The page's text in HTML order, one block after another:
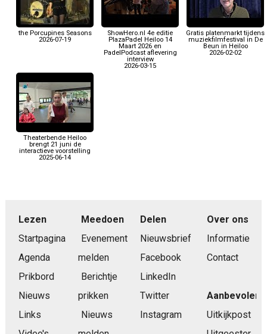
the Porcupines Seasons
2026-07-19
ShowHero.nl 4e editie
PlazaPadel Heiloo 14
Maart 2026 en
PadelPodcast aflevering
interview
2026-03-15
Gratis platenmarkt tijdens
muziekfilmfestival in De
Beun in Heiloo
2026-02-02
Theaterbende Heiloo
brengt 21 juni de
interactieve voorstelling
2025-06-14
Lezen
Startpagina
Agenda
Prikbord
Nieuws
Links
Meedoen
Evenement
melden
Berichtje
prikken
Nieuws
Delen
Nieuwsbrief
Facebook
LinkedIn
Twitter
Instagram
Over ons
Informatie
Contact
Aanbevolen
Uitkijkpost